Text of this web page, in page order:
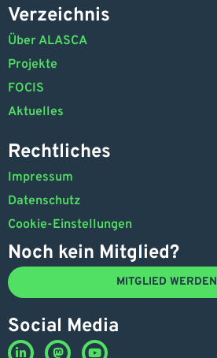
Verzeichnis
Über ALASCA
Projekte
FOCIS
Aktuelles
Rechtliches
Impressum
Datenschutz
Cookie-Einstellungen
Noch kein Mitglied?
MITGLIED WERDEN
Social Media